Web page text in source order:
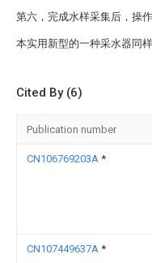
第六，完成水样采集后，操
本实用新型的一种采水器同
Cited By (6)
Publication number
CN106769203A *
CN107449637A *